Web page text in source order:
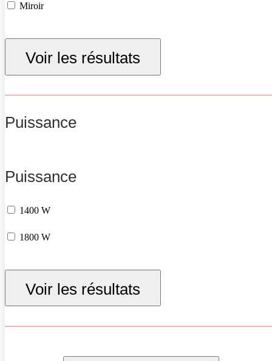
Miroir
Voir les résultats
Puissance
Puissance
1400 W
1800 W
Voir les résultats